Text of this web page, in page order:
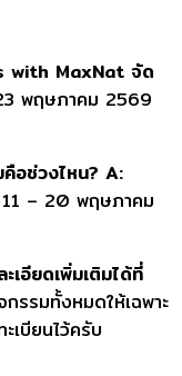
with MaxNat จัด
พฤษภาคม 2569
คือช่วงไหน? A:
11 – 20 พฤษภาคม
เอียดเพิ่มเติมได้ที่
รรมทั้งหมดให้เฉพาะ
เบียนไว้ครับ